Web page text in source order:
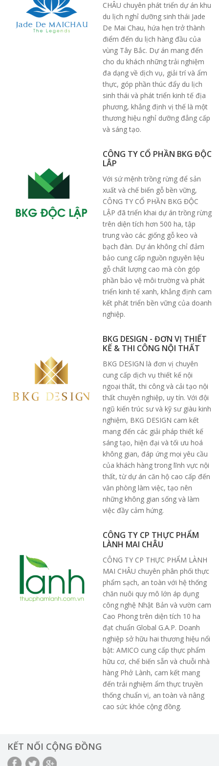
CHÂU chuyên phát triển dự án khu
du lịch nghỉ dưỡng sinh thái Jade
De Mai Chau, hứa hẹn trở thành
điểm đến du lịch hàng đầu của
vùng Tây Bắc. Dự án mang đến
cho du khách những trải nghiệm
đa dạng về dịch vụ, giải trí và ẩm
thực, góp phần thúc đẩy du lịch
sinh thái và phát triển kinh tế địa
phương, khẳng định vị thế là một
thương hiệu nghỉ dưỡng đẳng cấp
và sáng tạo.
CÔNG TY CỔ PHẦN BKG ĐỘC
LÂP
Với sứ mệnh trồng rừng để sản
xuất và chế biến gỗ bền vững,
CÔNG TY CỔ PHẦN BKG ĐỘC
LẬP đã triển khai dự án trồng rừng
trên diện tích hơn 500 ha, tập
trung vào các giống gỗ keo và
bạch đàn. Dự án không chỉ đảm
bảo cung cấp nguồn nguyên liệu
gỗ chất lượng cao mà còn góp
phần bảo vệ môi trường và phát
triển kinh tế xanh, khẳng định cam
kết phát triển bền vững của doanh
nghiệp.
BKG DESIGN - ĐƠN VỊ THIẾT
KẾ & THI CÔNG NỘI THẤT
BKG DESIGN là đơn vị chuyên
cung cấp dịch vụ thiết kế nội
ngoại thất, thi công và cải tạo nội
thất chuyên nghiệp, uy tín. Với đội
ngũ kiến trúc sư và kỹ sư giàu kinh
nghiệm, BKG DESIGN cam kết
mang đến các giải pháp thiết kế
sáng tạo, hiện đại và tối ưu hoá
không gian, đáp ứng mọi yêu cầu
của khách hàng trong lĩnh vực nội
thất, từ dự án căn hộ cao cấp đến
văn phòng làm việc, tạo nên
những không gian sống và làm
việc đầy cảm hứng.
CÔNG TY CP THỰC PHẨM
LÀNH MAI CHÂU
CÔNG TY CP THỰC PHẨM LÀNH
MAI CHÂU chuyên phân phối thực
phẩm sạch, an toàn với hệ thống
chăn nuôi quy mô lớn áp dụng
công nghệ Nhật Bản và vườn cam
Cao Phong trên diện tích 10 ha
đạt chuẩn Global G.A.P. Doanh
nghiệp sở hữu hai thương hiệu nổi
bật: AMICO cung cấp thực phẩm
hữu cơ, chế biến sẵn và chuỗi nhà
hàng Phở Lành, cam kết mang
đến trải nghiệm ẩm thực truyền
thống chuẩn vị, an toàn và nâng
cao sức khỏe cộng đồng.
KẾT NỐI CỘNG ĐỒNG